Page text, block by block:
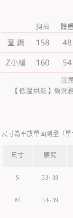
尺寸為平放單面測量（
尺寸 腰寬
S 33~38
M 34~39